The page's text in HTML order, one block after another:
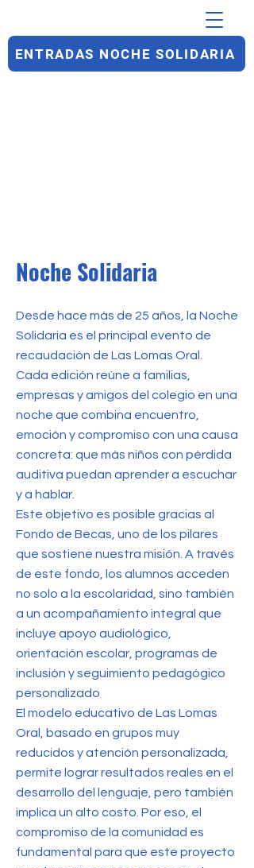
ENTRADAS NOCHE SOLIDARIA
Noche Solidaria
Desde hace más de 25 años, la Noche
Solidaria es el principal evento de
recaudación de Las Lomas Oral.
Cada edición reúne a familias,
empresas y amigos del colegio en una
noche que combina encuentro,
emoción y compromiso con una causa
concreta: que más niños con pérdida
auditiva puedan aprender a escuchar
y a hablar.
Este objetivo es posible gracias al
Fondo de Becas, uno de los pilares
que sostiene nuestra misión. A través
de este fondo, los alumnos acceden
no solo a la escolaridad, sino también
a un acompañamiento integral que
incluye apoyo audiológico,
orientación escolar, programas de
inclusión y seguimiento pedagógico
personalizado
El modelo educativo de Las Lomas
Oral, basado en grupos muy
reducidos y atención personalizada,
permite lograr resultados reales en el
desarrollo del lenguaje, pero también
implica un alto costo. Por eso, el
compromiso de la comunidad es
fundamental para que este proyecto